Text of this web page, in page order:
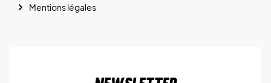
Mentions légales